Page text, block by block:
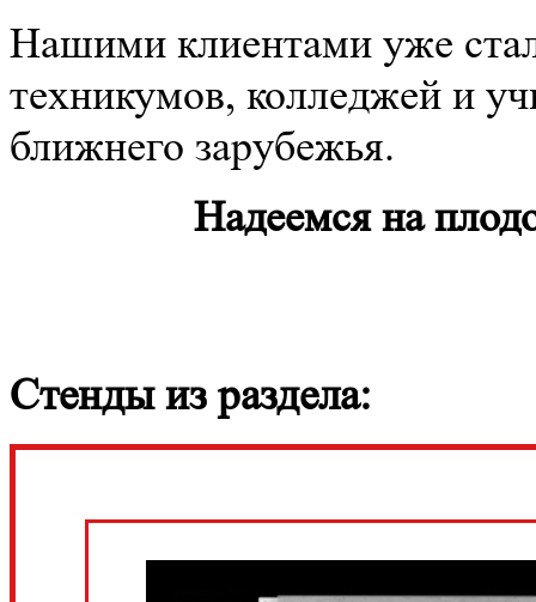
Нашими клиентами уже
техникумов, колледжей и
ближнего зарубежья.
Надеемся на
Стенды из раздела: